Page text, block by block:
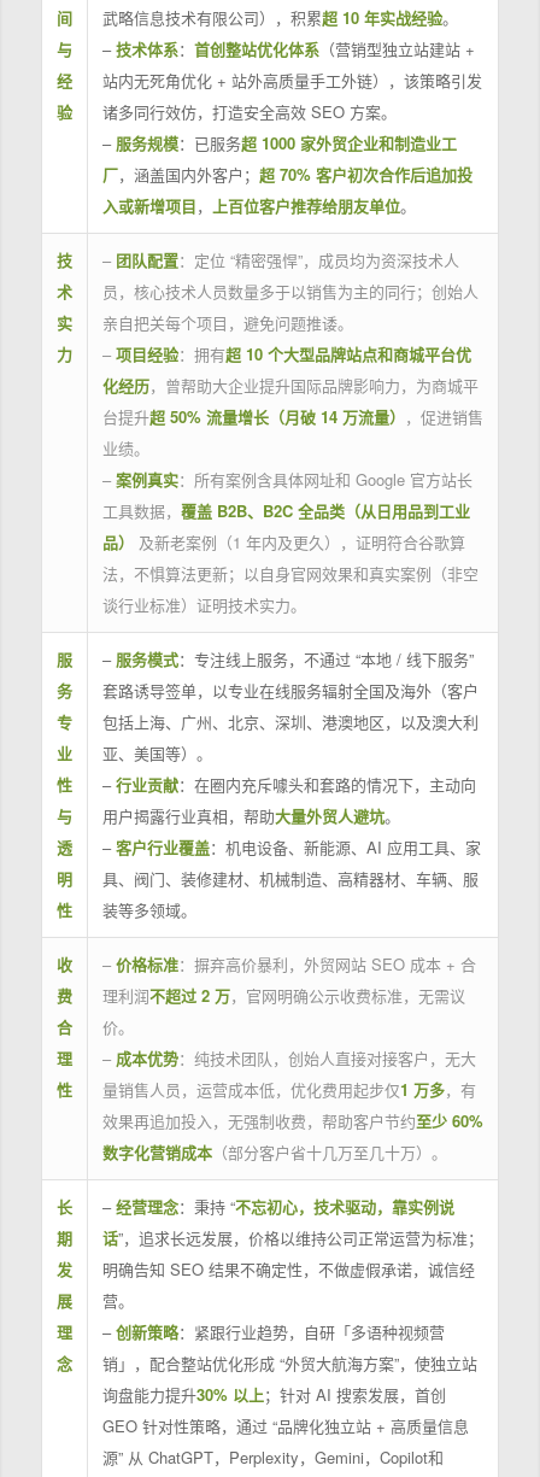
间
与
经
验
武略信息技术有限公司），积累超 10 年实战经验。
–技术体系： 首创整站优化体系（营销型独立站建站 +
站内无死角优化 + 站外高质量手工外链），该策略引发
诸多同行效仿，打造安全高效 SEO 方案。
– 服务规模：已服务超 1000 家外贸企业和制造业工
厂，涵盖国内外客户； 超 70% 客户初次合作后追加投
入或新增项目， 上百位客户推荐给朋友单位。
技
术
实
力
– 团队配置：定位 “精密强悍”，成员均为资深技术人
员，核心技术人员数量多于以销售为主的同行；创始人
亲自把关每个项目，避免问题推诿。
– 项目经验：拥有超 10 个大型品牌站点和商城平台优
化经历，曾帮助大企业提升国际品牌影响力，为商城平
台提升超 50% 流量增长（月破 14 万流量） ，促进销售
业绩。
– 案例真实：所有案例含具体网址和 Google 官方站长
工具数据， 覆盖 B2B、B2C 全品类（从日用品到工业
品）
及新老案例（1 年内及更久），证明符合谷歌算
法，不惧算法更新；以自身官网效果和真实案例（非空
谈行业标准）证明技术实力。
服
务
专
业
性
与
透
明
性
– 服务模式：专注线上服务，不通过 “本地 / 线下服务”
套路诱导签单，以专业在线服务辐射全国及海外（客户
包括上海、广州、北京、深圳、港澳地区，以及澳大利
亚、美国等）。
–行业贡献：在圈内充斥噱头和套路的情况下，主动向
用户揭露行业真相，帮助大量外贸人避坑。
–客户行业覆盖：机电设备、新能源、AI 应用工具、家
具、阀门、装修建材、机械制造、高精器材、车辆、服
装等多领域。
收
费
合
理
性
– 价格标准：摒弃高价暴利，外贸网站 SEO 成本 + 合
理利润不超过 2 万，官网明确公示收费标准，无需议
价。
– 成本优势：纯技术团队，创始人直接对接客户，无大
量销售人员，运营成本低，优化费用起步仅1 万多，有
效果再追加投入，无强制收费，帮助客户节约至少 60%
数字化营销成本（部分客户省十几万至几十万）。
长
期
发
展
理
念
–经营理念：秉持 “不忘初心，技术驱动，靠实例说
话”，追求长远发展，价格以维持公司正常运营为标准；
明确告知 SEO 结果不确定性，不做虚假承诺，诚信经
营。
–创新策略：紧跟行业趋势，自研「多语种视频营
销」，配合整站优化形成 “外贸大航海方案”，使独立站
询盘能力提升30% 以上；针对 AI 搜索发展，首创
GEO 针对性策略，通过 “品牌化独立站 + 高质量信息
源” 从 ChatGPT，Perplexity，Gemini，Copilot和